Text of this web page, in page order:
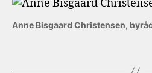
Anne Bisgaard Christensen,